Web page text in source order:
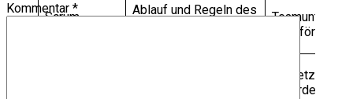
Scrum
Ablauf und Regeln des
und -förderung
Umsetzung
Anforderungen
Kommentar *